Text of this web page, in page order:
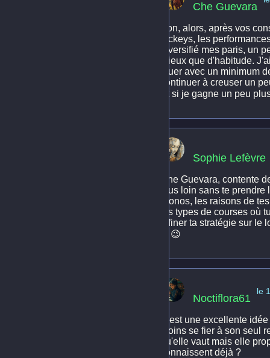
Che Guevara
Bon, alors, après vos
jockeys, les
diversifié mes paris, un
mieux que d'habitude.
jouer avec un minimum
continuer à creuser un
Et si je gagne un peu
Sophie Lefèvre
Che Guevara, contente
plus loin sans te
pronos, les raisons de
les types de courses où
affiner ta stratégie sur
!). 😉
Noctiflora61
le
C'est une excellente
moins se fier à son seul
qu'elle vaut mais elle
connaissent déjà ?